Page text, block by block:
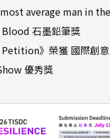
average man in
Blood 石墨鉛筆獎
》榮獲 國際創
優秀獎